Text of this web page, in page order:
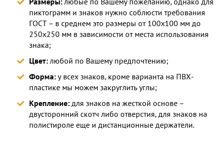
пиктограмм и знаков нужно соблюсти требования
ГОСТ – в среднем это размеры от 100х100 мм до
250х250 мм в зависимости от места использования
знака;
Цвет: любой по Вашему предпочтению;
Форма: у всех знаков, кроме варианта на ПВХ-
пластике мы можем закруглить углы;
Крепление: для знаков на жесткой основе –
двусторонний скотч либо отверстия, для знаков на
полистироле еще и дистанционные держатели.